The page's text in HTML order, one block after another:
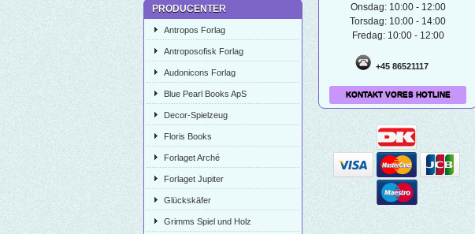
PRODUCENTER
Antropos Forlag
Antroposofisk Forlag
Audonicons Forlag
Blue Pearl Books ApS
Decor-Spielzeug
Floris Books
Forlaget Arché
Forlaget Jupiter
Glückskäfer
Grimms Spiel und Holz
Onsdag: 10:00 - 12:00
Torsdag: 10:00 - 14:00
Fredag: 10:00 - 12:00
+45 86521117
KONTAKT VORES HOTLINE